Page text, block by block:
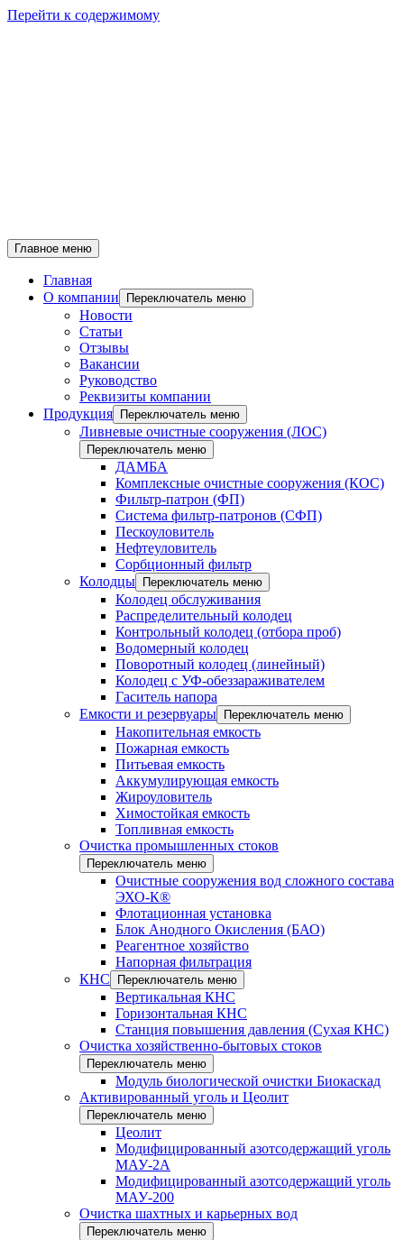
Перейти к содержимому
Главное меню
Главная
О компании
Переключатель меню
Новости
Статьи
Отзывы
Вакансии
Руководство
Реквизиты компании
Продукция
Переключатель меню
Ливневые очистные сооружения (ЛОС)
Переключатель меню
ДАМБА
Комплексные очистные сооружения (КОС)
Фильтр-патрон (ФП)
Система фильтр-патронов (СФП)
Пескоуловитель
Нефтеуловитель
Сорбционный фильтр
Колодцы
Переключатель меню
Колодец обслуживания
Распределительный колодец
Контрольный колодец (отбора проб)
Водомерный колодец
Поворотный колодец (линейный)
Колодец с УФ-обеззараживателем
Гаситель напора
Емкости и резервуары
Переключатель меню
Накопительная емкость
Пожарная емкость
Питьевая емкость
Аккумулирующая емкость
Жироуловитель
Химостойкая емкость
Топливная емкость
Очистка промышленных стоков
Переключатель меню
Очистные сооружения вод сложного состава
ЭХО-К®
Флотационная установка
Блок Анодного Окисления (БАО)
Реагентное хозяйство
Напорная фильтрация
КНС
Переключатель меню
Вертикальная КНС
Горизонтальная КНС
Станция повышения давления (Сухая КНС)
Очистка хозяйственно-бытовых стоков
Переключатель меню
Модуль биологической очистки Биокаскад
Активированный уголь и Цеолит
Переключатель меню
Цеолит
Модифицированный азотсодержащий уголь
МАУ-2А
Модифицированный азотсодержащий уголь
МАУ-200
Очистка шахтных и карьерных вод
Переключатель меню